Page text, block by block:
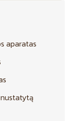
aparatas
nustatytą